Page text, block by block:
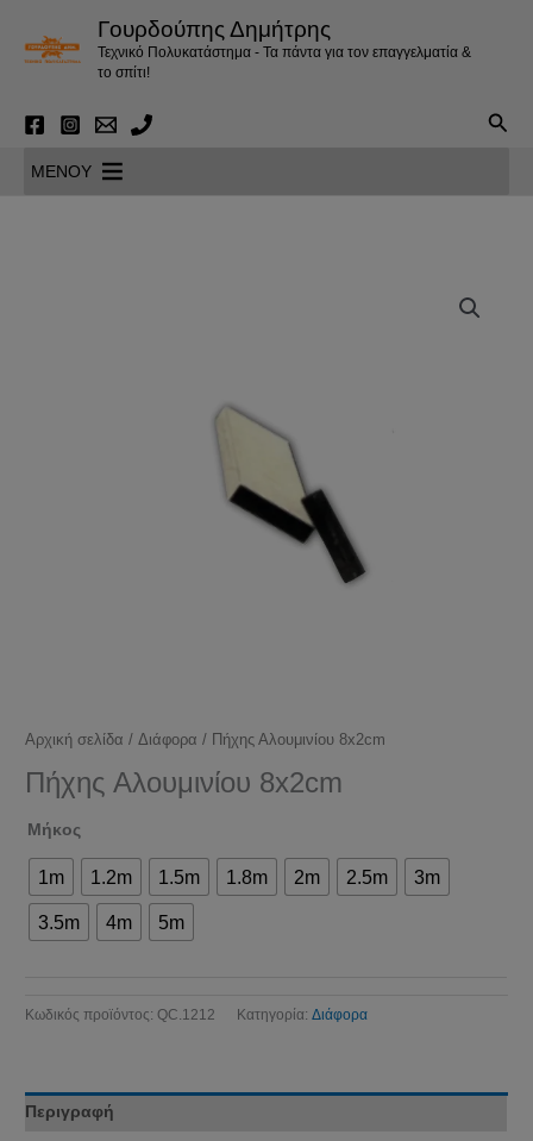
περιεχόμενο
Γουρδούπης Δημήτρης
Τεχνικό Πολυκατάστημα - Τα πάντα για τον επαγγελματία &
το σπίτι!
MENOY
Αρχική σελίδα /Διάφορα / Πήχης Αλουμινίου 8x2cm
Πήχης Αλουμινίου 8x2cm
Μήκος
1m 1.2m 1.5m 1.8m 2m 2.5m 3m
3.5m 4m 5m
Κωδικός προϊόντος:QC.1212 Κατηγορία:Διάφορα
Περιγραφή